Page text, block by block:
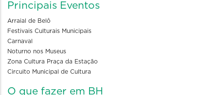
Principais Eventos
Arraial de Belô
Festivais Culturais Municipais
Carnaval
Noturno nos Museus
Zona Cultura Praça da Estação
Circuito Municipal de Cultura
O que fazer em BH